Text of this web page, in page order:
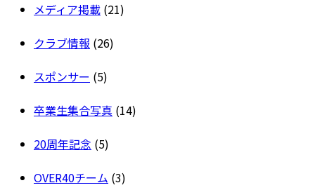
メディア掲載 (21)
クラブ情報 (26)
スポンサー (5)
卒業生集合写真 (14)
20周年記念 (5)
OVER40チーム (3)